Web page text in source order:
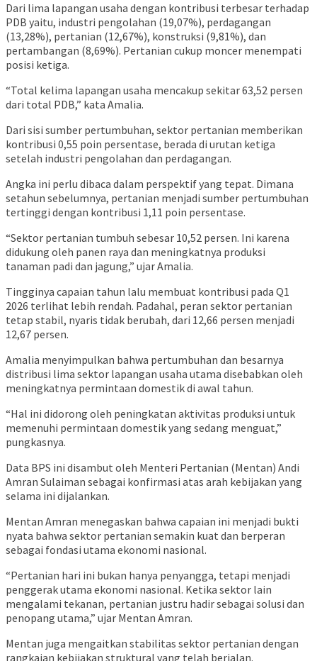
Dari lima lapangan usaha dengan kontribusi terbesar terhadap
PDB yaitu, industri pengolahan (19,07%), perdagangan
(13,28%), pertanian (12,67%), konstruksi (9,81%), dan
pertambangan (8,69%). Pertanian cukup moncer menempati
posisi ketiga.
“Total kelima lapangan usaha mencakup sekitar 63,52 persen
dari total PDB,” kata Amalia.
Dari sisi sumber pertumbuhan, sektor pertanian memberikan
kontribusi 0,55 poin persentase, berada di urutan ketiga
setelah industri pengolahan dan perdagangan.
Angka ini perlu dibaca dalam perspektif yang tepat. Dimana
setahun sebelumnya, pertanian menjadi sumber pertumbuhan
tertinggi dengan kontribusi 1,11 poin persentase.
“Sektor pertanian tumbuh sebesar 10,52 persen. Ini karena
didukung oleh panen raya dan meningkatnya produksi
tanaman padi dan jagung,” ujar Amalia.
Tingginya capaian tahun lalu membuat kontribusi pada Q1
2026 terlihat lebih rendah. Padahal, peran sektor pertanian
tetap stabil, nyaris tidak berubah, dari 12,66 persen menjadi
12,67 persen.
Amalia menyimpulkan bahwa pertumbuhan dan besarnya
distribusi lima sektor lapangan usaha utama disebabkan oleh
meningkatnya permintaan domestik di awal tahun.
“Hal ini didorong oleh peningkatan aktivitas produksi untuk
memenuhi permintaan domestik yang sedang menguat,”
pungkasnya.
Data BPS ini disambut oleh Menteri Pertanian (Mentan) Andi
Amran Sulaiman sebagai konfirmasi atas arah kebijakan yang
selama ini dijalankan.
Mentan Amran menegaskan bahwa capaian ini menjadi bukti
nyata bahwa sektor pertanian semakin kuat dan berperan
sebagai fondasi utama ekonomi nasional.
“Pertanian hari ini bukan hanya penyangga, tetapi menjadi
penggerak utama ekonomi nasional. Ketika sektor lain
mengalami tekanan, pertanian justru hadir sebagai solusi dan
penopang utama,” ujar Mentan Amran.
Mentan juga mengaitkan stabilitas sektor pertanian dengan
rangkaian kebijakan struktural yang telah berjalan.